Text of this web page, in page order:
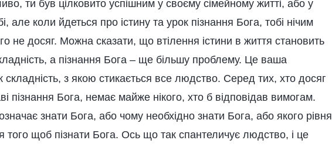
ти був цілковито успішним у своєму сімейному житті, або у
але коли йдеться про істину та урок пізнання Бога, тобі нічим
не досяг. Можна сказати, що втілення істини в життя становить
а пізнання Бога – ще більшу проблему. Це ваша
складність, з якою стикається все людство. Серед тих, хто досяг
пізнання Бога, немає майже нікого, хто б відповідав вимогам.
знати Бога, або чому необхідно знати Бога, або якого рівня
того щоб пізнати Бога. Ось що так спантеличує людство, і це